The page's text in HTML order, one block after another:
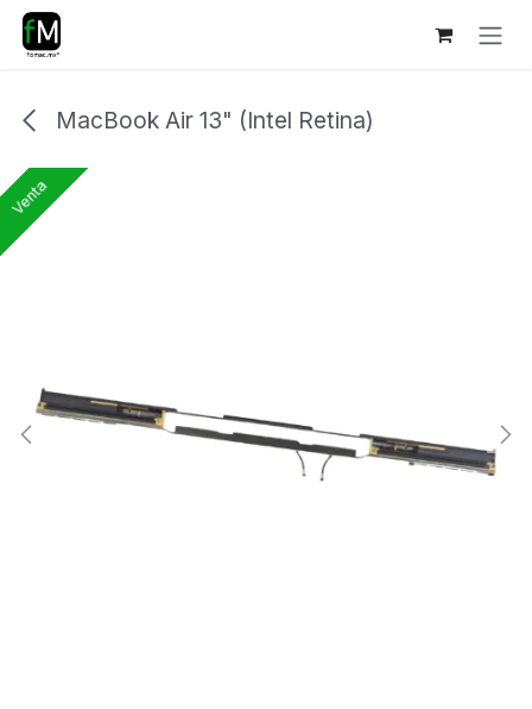
Ir al contenido
MacBook Air 13" (Intel Retina)
Venta
Venta